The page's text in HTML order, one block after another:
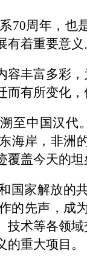
70周年，也
有着重要意义
容丰富多彩
而有所变化
至中国汉代
海岸，非洲
覆盖今天的
国家解放的
的先声，成
技术等各领
重大项目。